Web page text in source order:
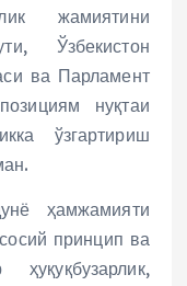
жамиятини
Ўзбекистон
ва Парламент
нуқтаи
ўзгартириш
ҳамжамияти
принцип ва